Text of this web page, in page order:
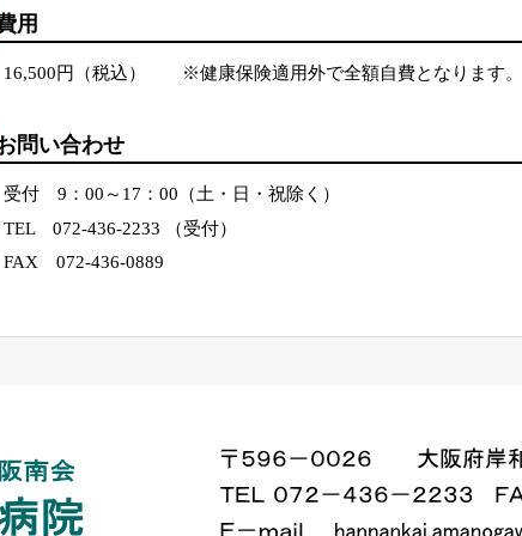
用
16,500円（税込） ※健康保険適用外で全額自費となります。
問い合わせ
受付 9：00～17：00（土・日・祝除く）
TEL 072-436-2233 （受付）
FAX 072-436-0889